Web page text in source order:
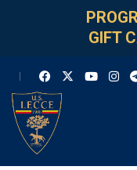
GIFT